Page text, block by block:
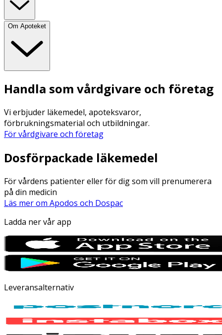
Om Apoteket
Handla som vårdgivare och företag
Vi erbjuder läkemedel, apoteksvaror,
förbrukningsmaterial och utbildningar.
För vårdgivare och företag
Dosförpackade läkemedel
För vårdens patienter eller för dig som vill prenumerera
på din medicin
Läs mer om Apodos och Dospac
Ladda ner vår app
Leveransalternativ